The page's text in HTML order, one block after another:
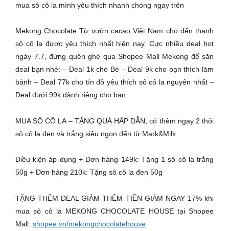
mua sô cô la mình yêu thích nhanh chóng ngay trên
Mekong Chocolate Từ vườn cacao Việt Nam cho đến thanh
sô cô la được yêu thích nhất hiện nay. Cực nhiều deal hot
ngày 7.7, đừng quên ghé qua Shopee Mall Mekong để săn
deal bạn nhé: – Deal 1k cho Bé – Deal 9k cho bạn thích làm
bánh – Deal 77k cho tín đồ yêu thích sô cô la nguyên nhất –
Deal dưới 99k dành riêng cho bạn
MUA SÔ CÔ LA – TẶNG QUÀ HẤP DẪN, có thêm ngay 2 thỏi
sô cô la đen và trắng siêu ngon đến từ Mark&Milk.
Điều kiện áp dụng + Đơn hàng 149k: Tặng 1 sô cô la trắng
50g + Đơn hàng 210k: Tặng sô cô la đen 50g
TẶNG THÊM DEAL GIẢM THÊM TIỀN GIẢM NGAY 17% khi
mua sô cô la MEKONG CHOCOLATE HOUSE tại Shopee
Mall: shopee.vn/mekongchocolatehouse